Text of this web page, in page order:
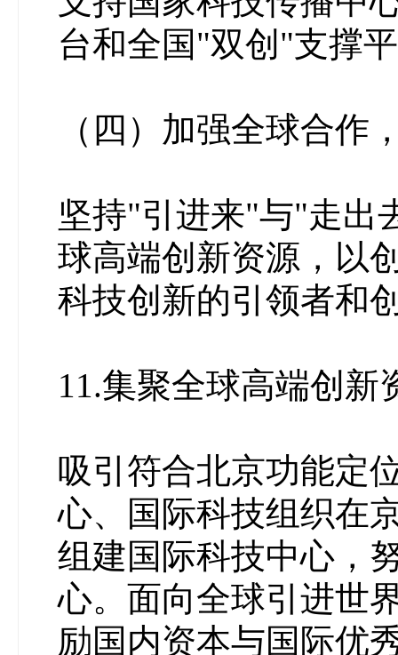
台和全国"双创"支撑
（四）加强全球合作
坚持"引进来"与"走出
球高端创新资源，以
科技创新的引领者和
11.集聚全球高端创新
吸引符合北京功能定
心、国际科技组织在
组建国际科技中心，
心。面向全球引进世
励国内资本与国际优